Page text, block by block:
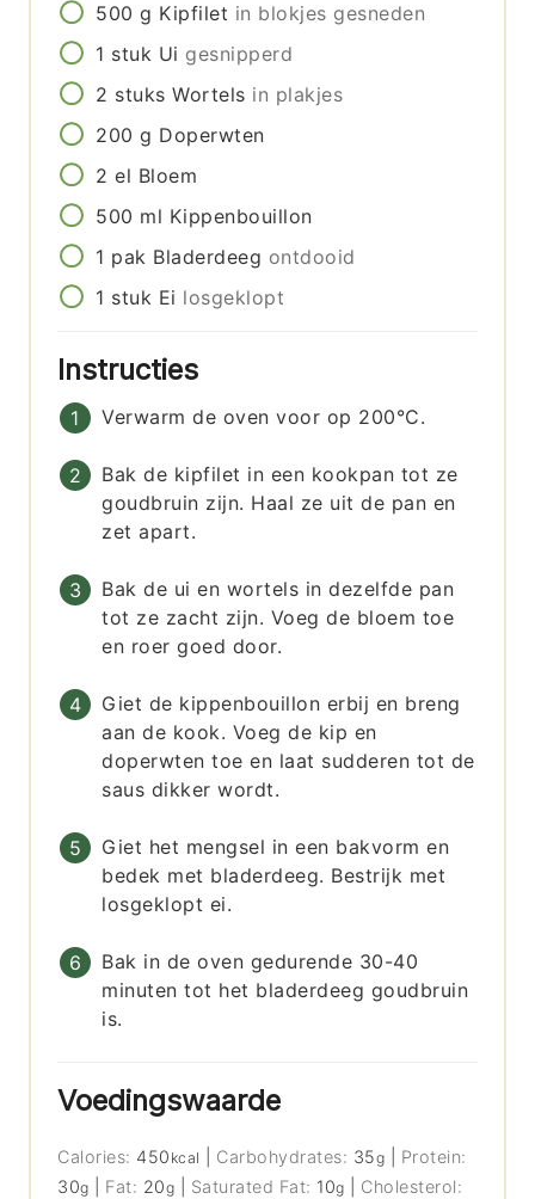
500 g Kipfilet in blokjes gesneden
1 stuk Ui gesnipperd
2 stuks Wortels in plakjes
200 g Doperwten
2 el Bloem
500 ml Kippenbouillon
1 pak Bladerdeeg ontdooid
1 stuk Ei losgeklopt
Instructies
Verwarm de oven voor op 200°C.
Bak de kipfilet in een kookpan tot ze
goudbruin zijn. Haal ze uit de pan en
zet apart.
Bak de ui en wortels in dezelfde pan
tot ze zacht zijn. Voeg de bloem toe
en roer goed door.
Giet de kippenbouillon erbij en breng
aan de kook. Voeg de kip en
doperwten toe en laat sudderen tot de
saus dikker wordt.
Giet het mengsel in een bakvorm en
bedek met bladerdeeg. Bestrijk met
losgeklopt ei.
Bak in de oven gedurende 30-40
minuten tot het bladerdeeg goudbruin
is.
Voedingswaarde
Calories: 450 kcal Carbohydrates: 35g
Protein:
30g Fat: 20g Saturated Fat: 10g
Cholesterol: